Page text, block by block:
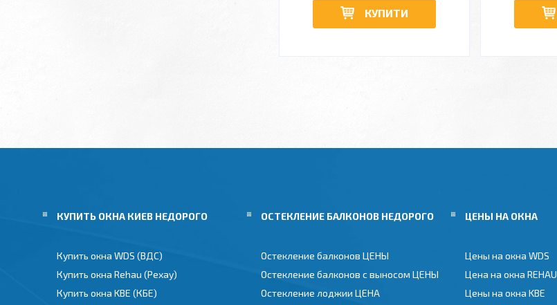
КУПИТИ
КУПИТЬ ОКНА КИЕВ НЕДОРОГО
Купить окна WDS (ВДС)
Купить окна Rehau (Рехау)
Купить окна KBE (КБЕ)
ОСТЕКЛЕНИЕ БАЛКОНОВ НЕДОРОГО
Остекление балконов ЦЕНЫ
Остекление балконов с выносом ЦЕНЫ
Остекление лоджии ЦЕНА
ЦЕНЫ НА ОКНА
Цены на окна WDS
Цена на окна REHAU
Цены на окна KBE